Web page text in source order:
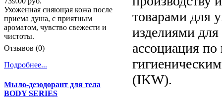
товарами для
изделиями
ассоциация
(IKW).
Ухоженная сияющая кожа после
приема душа, с приятным
ароматом, чувство свежести и
чистоты.
Отзывов (0)
Подробнее...
Мыло-дезодорант для тела
BODY SERIES